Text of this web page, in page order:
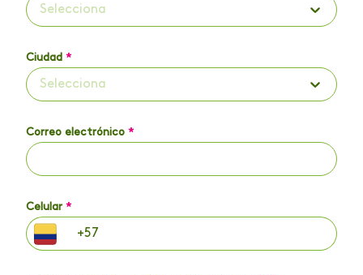
Selecciona
Ciudad *
Selecciona
Correo electrónico *
Celular *